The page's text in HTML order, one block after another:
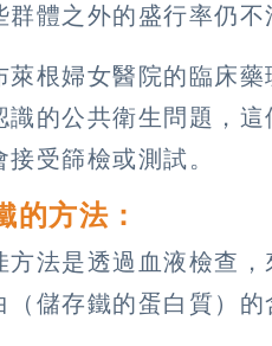
體之外的盛行率仍不
萊根婦女醫院的臨床
識的公共衛生問題，
受篩檢或測試。
的方法：
方法是透過血液檢查
儲存鐵的蛋白質）的